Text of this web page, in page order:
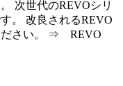
次世代のREVOシリ
。 改良されるREVO
ださい。 ⇒ REVO